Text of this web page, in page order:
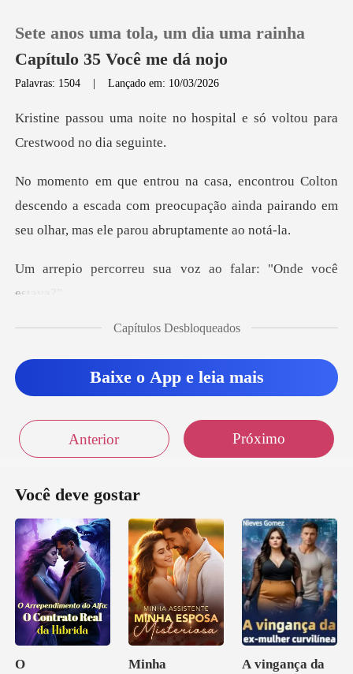
0
Histórico
Sete anos uma tola, um dia uma rainha
Capítulo 35 Você me dá nojo
Palavras: 1504 |Lançado em: 10/03/2026
o hospital e só voltou para
descendo a escada com preocupação ainda pairando em
u sua voz ao falar:
ncisiva imediat
Capítulos Desbloqueados
Baixe o App e leia mais
Anterior Próximo
Você deve gostar
O
Minha
A vingança da